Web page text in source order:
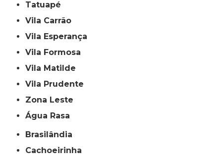
Tatuapé
Vila Carrão
Vila Esperança
Vila Formosa
Vila Matilde
Vila Prudente
Zona Leste
Água Rasa
Brasilândia
Cachoeirinha